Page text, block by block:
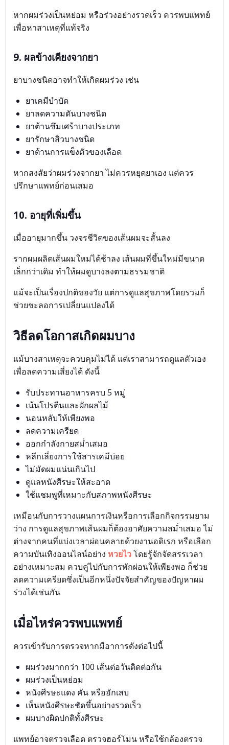
หากผมร่วงเป็นหย่อม หรือร่วงอย่างรวดเร็ว ควรพบแพทย์
เพื่อหาสาเหตุที่แท้จริง
9. ผลข้างเคียงจากยา
ยาบางชนิดอาจทำให้เกิดผมร่วง เช่น
ยาเคมีบำบัด
ยาลดความดันบางชนิด
ยาต้านซึมเศร้าบางประเภท
ยารักษาสิวบางชนิด
ยาต้านการแข็งตัวของเลือด
หากสงสัยว่าผมร่วงจากยา ไม่ควรหยุดยาเอง แต่ควร
ปรึกษาแพทย์ก่อนเสมอ
10. อายุที่เพิ่มขึ้น
เมื่ออายุมากขึ้น วงจรชีวิตของเส้นผมจะสั้นลง
รากผมผลิตเส้นผมใหม่ได้ช้าลง เส้นผมที่ขึ้นใหม่มีขนาด
เล็กกว่าเดิม ทำให้ผมดูบางลงตามธรรมชาติ
แม้จะเป็นเรื่องปกติของวัย แต่การดูแลสุขภาพโดยรวมก็
ช่วยชะลอการเปลี่ยนแปลงได้
วิธีลดโอกาสเกิดผมบาง
แม้บางสาเหตุจะควบคุมไม่ได้ แต่เราสามารถดูแลตัวเอง
เพื่อลดความเสี่ยงได้ ดังนี้
รับประทานอาหารครบ 5 หมู่
เน้นโปรตีนและผักผลไม้
นอนหลับให้เพียงพอ
ลดความเครียด
ออกกำลังกายสม่ำเสมอ
หลีกเลี่ยงการใช้สารเคมีบ่อย
ไม่มัดผมแน่นเกินไป
ดูแลหนังศีรษะให้สะอาด
ใช้แชมพูที่เหมาะกับสภาพหนังศีรษะ
เหมือนกับการวางแผนการเงินหรือการเลือกกิจกรรมยาม
ว่าง การดูแลสุขภาพเส้นผมก็ต้องอาศัยความสม่ำเสมอ ไม่
ต่างจากคนที่แบ่งเวลาผ่อนคลายด้วยงานอดิเรก หรือเลือก
ความบันเทิงออนไลน์อย่าง หวยไวโดยรู้จักจัดสรรเวลา
อย่างเหมาะสม ควบคู่ไปกับการพักผ่อนให้เพียงพอ ก็ช่วย
ลดความเครียดซึ่งเป็นอีกหนึ่งปัจจัยสำคัญของปัญหาผม
ร่วงได้เช่นกัน
เมื่อไหร่ควรพบแพทย์
ควรเข้ารับการตรวจหากมีอาการดังต่อไปนี้
ผมร่วงมากกว่า 100 เส้นต่อวันติดต่อกัน
ผมร่วงเป็นหย่อม
หนังศีรษะแดง คัน หรืออักเสบ
เห็นหนังศีรษะชัดขึ้นอย่างรวดเร็ว
ผมบางผิดปกติทั้งศีรษะ
แพทย์อาจตรวจเลือด ตรวจฮอร์โมน หรือใช้กล้องตรวจ